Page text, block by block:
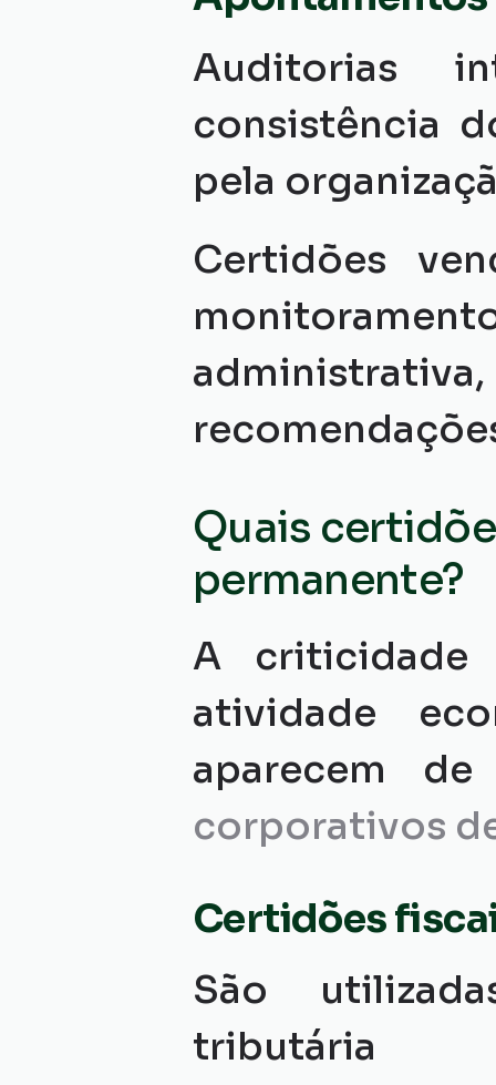
Auditorias
consistência
pela
Certidões
Quais
permanente?
A criticidade
atividade
aparecem de
corporativos
Certidões
São
tributária